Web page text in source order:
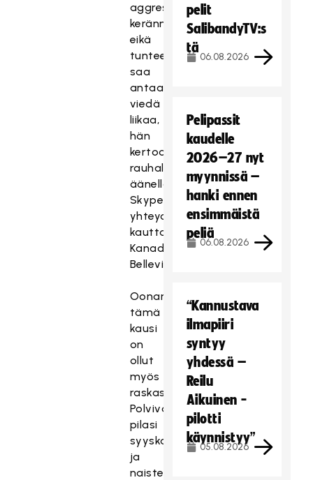
aggressiivisuutta
kerännyt,
eikä
tunteen
saa
antaa
viedä
liikaa,
hän
kertoo
rauhallisella
äänellä
Skype-
yhteyden
kautta
Kanadan
Bellevillestä.
Oonan
tämä
kausi
on
ollut
myös
raskas.
Polvivamma
pilasi
syyskauden
ja
naisten
pelit
SalibandyTV:s
tä
06.08.2026
Pelipassit
kaudelle
2026–27 nyt
myynnissä –
hanki ennen
ensimmäistä
peliä
06.08.2026
“Kannustava
ilmapiiri
syntyy
yhdessä –
Reilu
Aikuinen -
pilotti
käynnistyy”
05.08.2026